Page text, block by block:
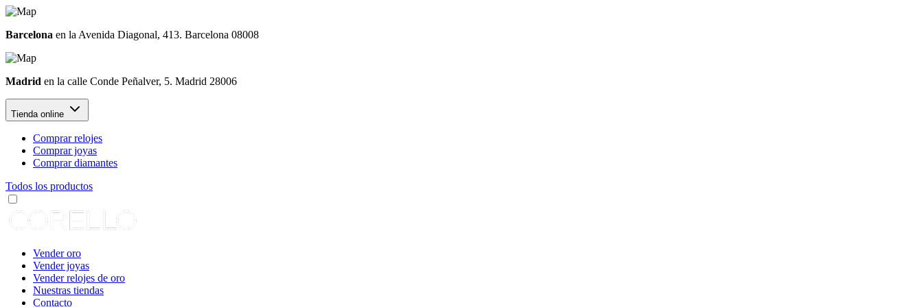
Barcelona en la Avenida Diagonal, 413. Barcelona 08008
Madrid en la calle Conde Peñalver, 5. Madrid 28006
Tienda online
Comprar relojes
Comprar joyas
Comprar diamantes
Todos los productos
Vender oro
Vender joyas
Vender relojes de oro
Nuestras tiendas
Contacto